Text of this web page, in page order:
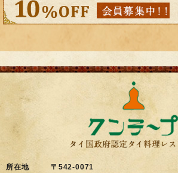
所在地
〒542-0071